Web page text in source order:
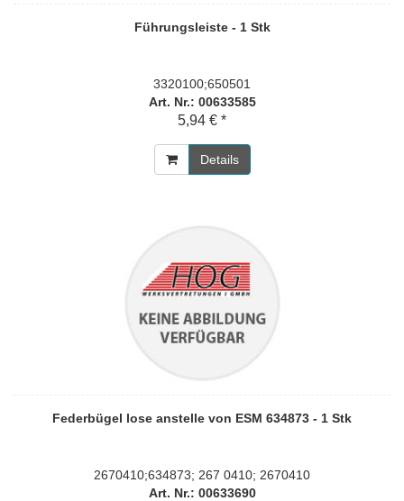
Führungsleiste - 1 Stk
3320100;650501
Art. Nr.: 00633585
5,94 € *
Details
Federbügel lose anstelle von ESM 634873 - 1 Stk
2670410;634873; 267 0410; 2670410
Art. Nr.: 00633690